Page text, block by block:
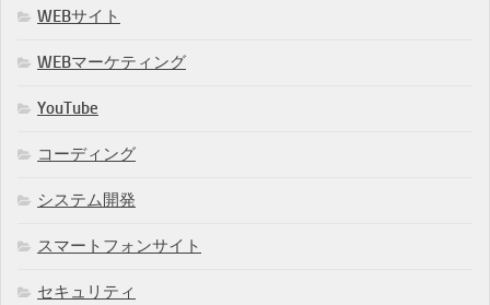
WEBサイト
WEBマーケティング
YouTube
コーディング
システム開発
スマートフォンサイト
セキュリティ